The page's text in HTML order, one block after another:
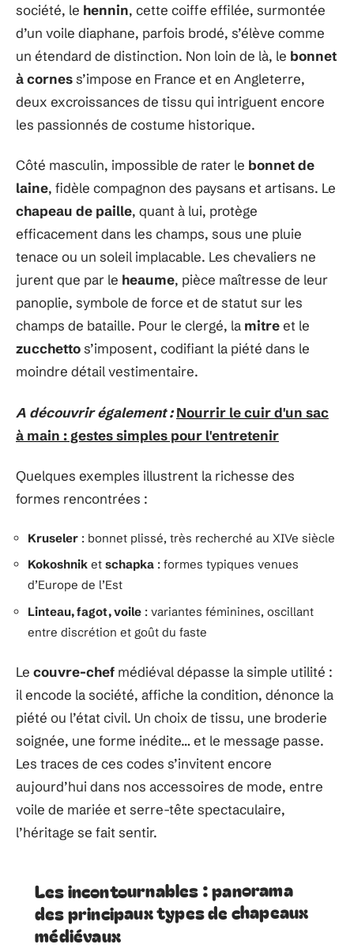
société, le hennin, cette coiffe effilée, surmontée
d’un voile diaphane, parfois brodé, s’élève comme
un étendard de distinction. Non loin de là, le bonnet
à corness’impose en France et en Angleterre,
deux excroissances de tissu qui intriguent encore
les passionnés de costume historique.
Côté masculin, impossible de rater le bonnet de
laine, fidèle compagnon des paysans et artisans. Le
chapeau de paille, quant à lui, protège
efficacement dans les champs, sous une pluie
tenace ou un soleil implacable. Les chevaliers ne
jurent que par le heaume, pièce maîtresse de leur
panoplie, symbole de force et de statut sur les
champs de bataille. Pour le clergé, la mitreet le
zucchettos’imposent, codifiant la piété dans le
moindre détail vestimentaire.
A découvrir également : Nourrir le cuir d'un sac
à main : gestes simples pour l'entretenir
Quelques exemples illustrent la richesse des
formes rencontrées :
Kruseler : bonnet plissé, très recherché au XIVe siècle
Kokoshnik et schapka : formes typiques venues
d’Europe de l’Est
Linteau, fagot, voile : variantes féminines, oscillant
entre discrétion et goût du faste
Le couvre-chef médiéval dépasse la simple utilité :
il encode la société, affiche la condition, dénonce la
piété ou l’état civil. Un choix de tissu, une broderie
soignée, une forme inédite… et le message passe.
Les traces de ces codes s’invitent encore
aujourd’hui dans nos accessoires de mode, entre
voile de mariée et serre-tête spectaculaire,
l’héritage se fait sentir.
Les incontournables : panorama
des principaux types de chapeaux
médiévaux